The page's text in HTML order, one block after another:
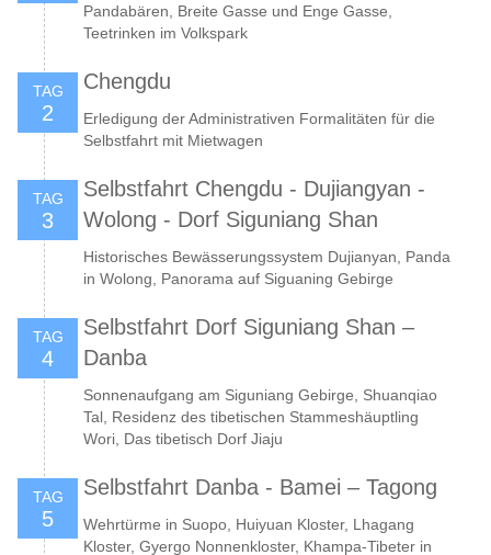
Pandabären, Breite Gasse und Enge Gasse,
Teetrinken im Volkspark
TAG
2
Chengdu
Erledigung der Administrativen Formalitäten für die
Selbstfahrt mit Mietwagen
TAG
3
Selbstfahrt Chengdu - Dujiangyan -
Wolong - Dorf Siguniang Shan
Historisches Bewässerungssystem Dujianyan, Panda
in Wolong, Panorama auf Siguaning Gebirge
TAG
4
Selbstfahrt Dorf Siguniang Shan –
Danba
Sonnenaufgang am Siguniang Gebirge, Shuanqiao
Tal, Residenz des tibetischen Stammeshäuptling
Wori, Das tibetisch Dorf Jiaju
TAG
5
Selbstfahrt Danba - Bamei – Tagong
Wehrtürme in Suopo, Huiyuan Kloster, Lhagang
Kloster, Gyergo Nonnenkloster, Khampa-Tibeter in